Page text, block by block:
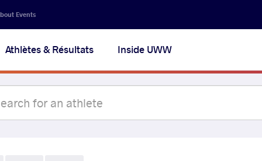
Events
Athlètes & Résultats Inside UWW